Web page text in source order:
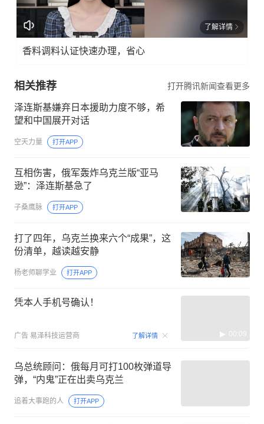
了解详情
香料调料认证快速办理，省心
相关推荐 打开腾讯新闻查看更多
泽连斯基嫌弃日本援助力度不够，希
望和中国展开对话
空天力量 打开APP
互相伤害，俄军轰炸乌克兰版“亚马
逊”：泽连斯基急了
子桑鹰脉 打开APP
打了四年，乌克兰换来六个“成果”，这
份清单，越读越安静
杨老师聊学业 打开APP
凭本人手机号确认！
广告 易泽科技运营商 了解详情 00:09
乌总统顾问：俄每月可打100枚弹道导
弹，“内鬼”正在出卖乌克兰
追着大事跑的人 打开APP